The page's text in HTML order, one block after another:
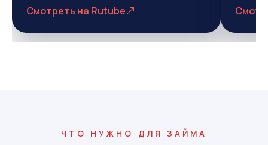
Смотреть на Rutube
ЧТО НУЖНО ДЛЯ ЗАЙМА